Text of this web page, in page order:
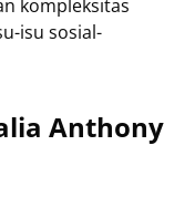
kompleksitas
isu sosial-
Anthony